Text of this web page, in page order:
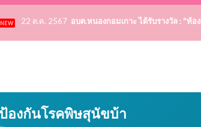
NEW 22 ต.ค. 2567 อบต.หนองกอมเกาะ ได้รับรางวัล : "ท้
องกันโรคพิษสุนัขบ้า